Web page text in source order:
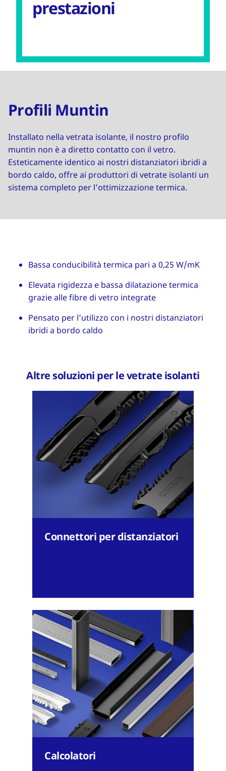
prestazioni
Profili Muntin
Installato nella vetrata isolante, il nostro profilo
muntin non è a diretto contatto con il vetro.
Esteticamente identico ai nostri distanziatori ibridi a
bordo caldo, offre ai produttori di vetrate isolanti un
sistema completo per l’ottimizzazione termica.
Bassa conducibilità termica pari a 0,25 W/mK
Elevata rigidezza e bassa dilatazione termica
grazie alle fibre di vetro integrate
Pensato per l’utilizzo con i nostri distanziatori
ibridi a bordo caldo
Altre soluzioni per le vetrate isolanti
Connettori per distanziatori
Calcolatori